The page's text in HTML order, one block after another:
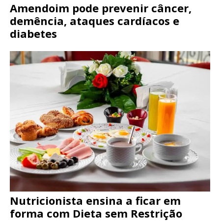
Amendoim pode prevenir câncer,
demência, ataques cardíacos e
diabetes
Nutricionista ensina a ficar em
forma com Dieta sem Restrição